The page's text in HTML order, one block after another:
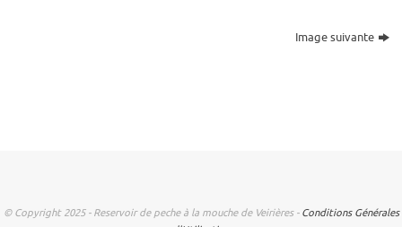
Image suivante
© Copyright 2025 - Reservoir de peche à la mouche de Veirières - Conditions Générales